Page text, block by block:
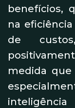
benefícios,
na
de
medida que